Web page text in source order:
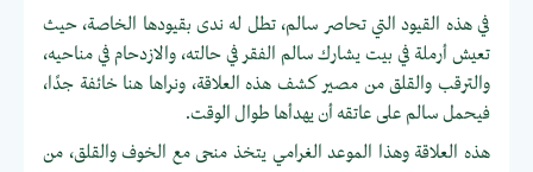
في هذه القيود التي تحاصر سالم، تطل له ندى بقيودها الخاصة، حيث
تعيش أرملة في بيت يشارك سالم الفقر في حالته، والازدحام في مناحيه،
والترقب والقلق من مصير كشف هذه العلاقة، ونراها هنا خائفة جدًا،
فيحمل سالم على عاتقه أن يهدأها طوال الوقت.
هذه العلاقة وهذا الموعد الغرامي يتخذ منحى مع الخوف والقلق، من